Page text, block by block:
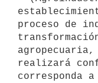
proceso de
realizará
corresponda